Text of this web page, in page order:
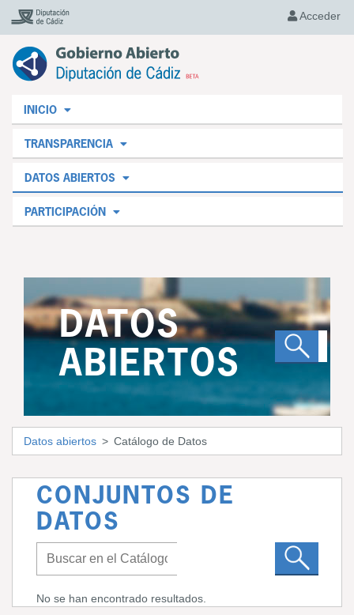
Acceder
INICIO
TRANSPARENCIA
DATOS ABIERTOS
PARTICIPACIÓN
DATOS
ABIERTOS
Datos abiertos Catálogo de Datos
CONJUNTOS DE
DATOS
No se han encontrado resultados.